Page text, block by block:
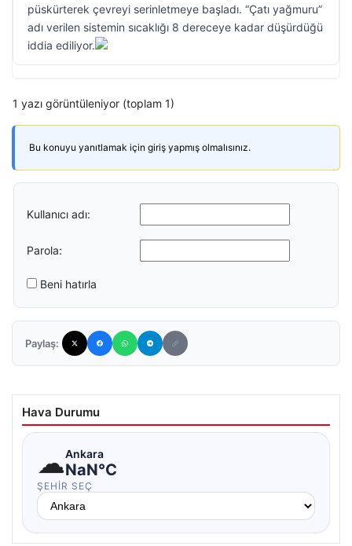
püskürterek çevreyi serinletmeye başladı. “Çatı yağmuru”
adı verilen sistemin sıcaklığı 8 dereceye kadar düşürdüğü
iddia ediliyor.
1 yazı görüntüleniyor (toplam 1)
Bu konuyu yanıtlamak için giriş yapmış olmalısınız.
Kullanıcı adı:
Parola:
Beni hatırla
Paylaş:
Hava Durumu
☁Ankara
NaN°C
ŞEHIR SEÇ